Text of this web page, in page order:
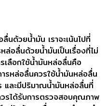
ด้วยน้ำมัน เราจะเน้นไปที่
อลื่นด้วยน้ำมันเป็นเรื่องที่ไม่
ลือกใช้น้ำมันหล่อลื่นคือ
รหล่อลื่นควรใช้น้ำมันหล่อลื่น
และมีปริมาณน้ำมันหล่อลื่นที่
รได้รับการตรวจสอบคุณภาพ